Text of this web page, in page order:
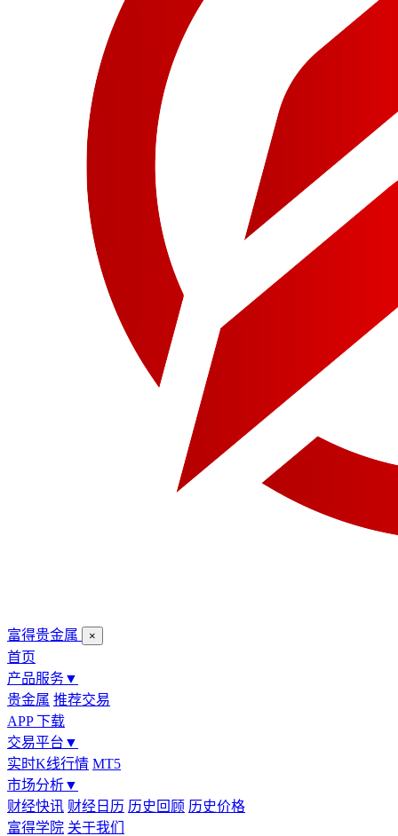
富得贵金属 ×
首页
产品服务▼
贵金属 推荐交易
APP 下载
交易平台 ▼
实时K线行情 MT5
市场分析▼
财经快讯 财经日历 历史回顾 历史价格
富得学院 关于我们